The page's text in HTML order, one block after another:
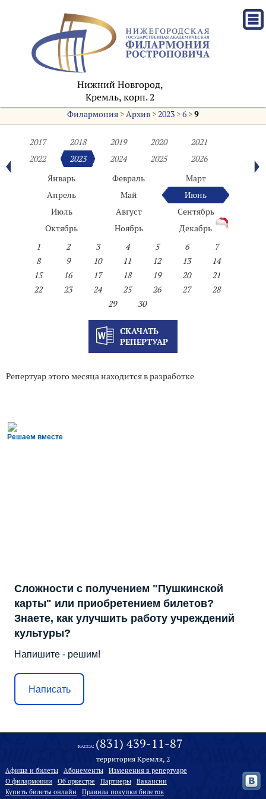
Нижний Новгород,
Кремль, корп. 2
Филармония>Архив>2023>6>9
2017 2018 2019 2020
2021
2022
2023 2024 2025
2026
Январь
Февраль
Март
Апрель
Май
Июнь
Июль
Август
Сентябрь
Октябрь
Ноябрь
Декабрь
1
2 3 4 5 6
7
8
9 10 11 12 13
14
15
16 17 18 19 20
21
22
23 24 25 26 27
28
29
30
СКАЧАТЬ
РЕПЕРТУАР
Репертуар этого месяца находится в разработке
Решаем вместе
Сложности с получением "Пушкинской
карты" или приобретением билетов?
Знаете, как улучшить работу учреждений
культуры?
Напишите - решим!
Написать
КАССА: (831) 439-11-87
территория Кремля, 2
Афиша и билеты Абонементы
Изменения в репертуаре
О филармонии
Oб оркестре Партнеры
Вакансии
Купить билеты онлайн
Правила покупки билетов